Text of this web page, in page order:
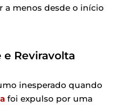
menos desde o início
e Reviravolta
inesperado quando
foi expulso por uma